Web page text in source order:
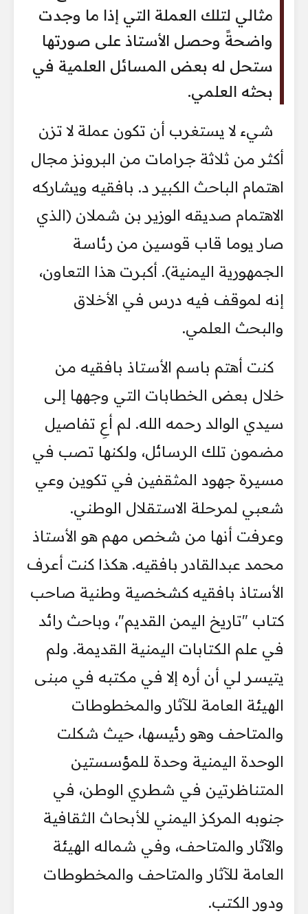
مثالي لتلك العملة التي إذا ما وجدت
واضحةً وحصل الأستاذ على صورتها
ستحل له بعض المسائل العلمية في
بحثه العلمي.
شيء لا يستغرب أن تكون عملة لا تزن
أكثر من ثلاثة جرامات من البرونز مجال
اهتمام الباحث الكبير د. بافقيه ويشاركه
الاهتمام صديقه الوزير بن شملان (الذي
صار يوما قاب قوسين من رئاسة
الجمهورية اليمنية). أكبرت هذا التعاون،
إنه لموقف فيه درس في الأخلاق
والبحث العلمي.
كنت أهتم باسم الأستاذ بافقيه من
خلال بعض الخطابات التي وجهها إلى
سيدي الوالد رحمه الله. لم أعِ تفاصيل
مضمون تلك الرسائل، ولكنها تصب في
مسيرة جهود المثقفين في تكوين وعي
شعبي لمرحلة الاستقلال الوطني.
وعرفت أنها من شخص مهم هو الأستاذ
محمد عبدالقادر بافقيه. هكذا كنت أعرف
الأستاذ بافقيه كشخصية وطنية صاحب
كتاب "تاريخ اليمن القديم"، وباحث رائد
في علم الكتابات اليمنية القديمة. ولم
يتيسر لي أن أره إلا في مكتبه في مبنى
الهيئة العامة للآثار والمخطوطات
والمتاحف وهو رئيسها، حيث شكلت
الوحدة اليمنية وحدة للمؤسستين
المتناظرتين في شطري الوطن، في
جنوبه المركز اليمني للأبحاث الثقافية
والآثار والمتاحف، وفي شماله الهيئة
العامة للآثار والمتاحف والمخطوطات
ودور الكتب.